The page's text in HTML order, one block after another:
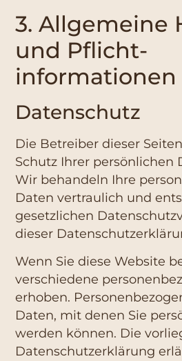
3. Allgemeine
und Pflicht­
informationen
Datenschutz
Die Betreiber dieser
Schutz Ihrer persönlichen
Wir behandeln Ihre
Daten vertraulich und
gesetzlichen
dieser
Wenn Sie diese Website
verschiedene
erhoben.
Daten, mit denen Sie
werden können. Die
Datenschutzerklärung